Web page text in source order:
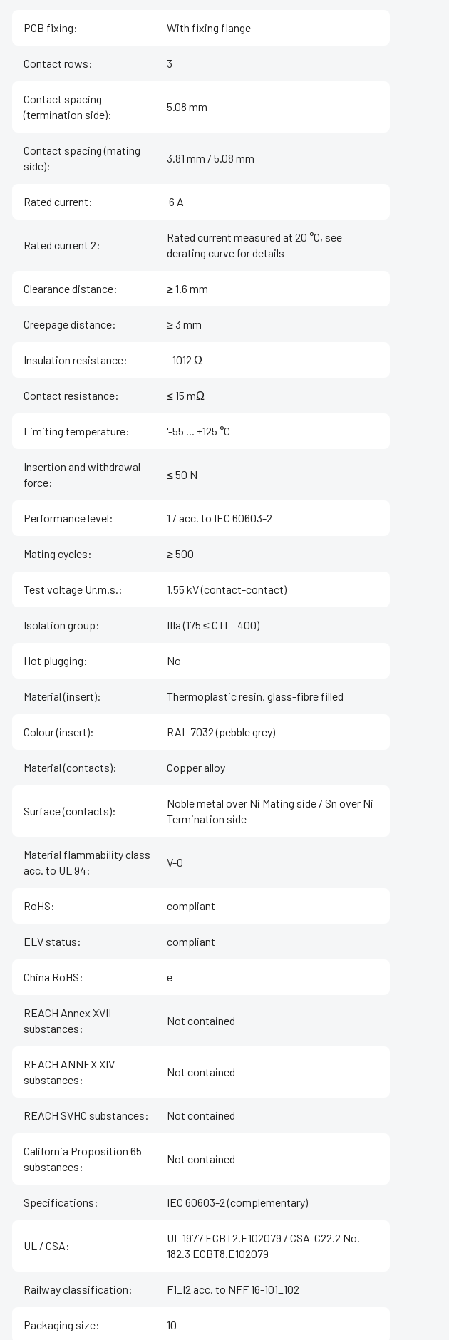
PCB fixing: With fixing flange
Contact rows: 3
Contact spacing
(termination side):
5.08 mm
Contact spacing (mating
side):
3.81 mm / 5.08 mm
Rated current: ‌ 6 A
Rated current 2:
Rated current measured at 20 °C, see
derating curve for details
Clearance distance: ≥ 1.6 mm
Creepage distance: ≥ 3 mm
Insulation resistance: _1012 Ω
Contact resistance: ≤ 15 mΩ
Limiting temperature: '-55 ... +125 °C
Insertion and withdrawal
force:
≤ 50 N
Performance level: 1 / acc. to IEC 60603-2
Mating cycles: ≥ 500
Test voltage Ur.m.s.: 1.55 kV (contact-contact)
Isolation group: IIIa (175 ≤ CTI _ 400)
Hot plugging: No
Material (insert): Thermoplastic resin, glass-fibre filled
Colour (insert): RAL 7032 (pebble grey)
Material (contacts): Copper alloy
Surface (contacts):
Noble metal over Ni Mating side / Sn over Ni
Termination side
Material flammability class
acc. to UL 94:
V-0
RoHS: compliant
ELV status: compliant
China RoHS: e
REACH Annex XVII
substances:
Not contained
REACH ANNEX XIV
substances:
Not contained
REACH SVHC substances: Not contained
California Proposition 65
substances:
Not contained
Specifications: IEC 60603-2 (complementary)
UL / CSA:
UL 1977 ECBT2.E102079 / CSA-C22.2 No.
182.3 ECBT8.E102079
Railway classification: F1_I2 acc. to NFF 16-101_102
Packaging size: 10